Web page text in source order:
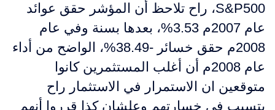
S&P500، راح تلاحظ أن المؤشر حقق عوائد
عام 2007م 3.53%، بعدها بسنة وفي عام
2008م حقق خسائر -38.49%، الواضح من أداء
عام 2008م أن أغلب المستثمرين كانوا
متوقعين ان الاستمرار في الاستثمار راح
يتسبب في خسارتهم وعلشان كذا قرروا أنهم